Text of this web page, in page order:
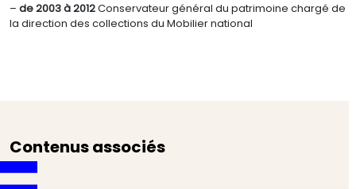
– de 2003 à 2012Conservateur général du patrimoine chargé de
la direction des collections du Mobilier national
Contenus associés